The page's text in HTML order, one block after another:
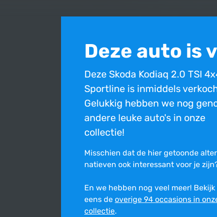
Deze auto is
Deze Skoda Kodiaq 2.0 TSI
Sportline is inmiddels
Gelukkig hebben we nog
andere leuke auto's in onze
collectie!
Misschien dat de hier getoonde
na­tie­ven ook inte­res­sant voor je
En we hebben nog veel meer! Bekijk
eens de overige 94 occasions in
collectie.
Bovenstaande occasion is inmiddels verkocht en
Ondanks de constante zorg en aandacht die wij
onjuist is. Wij stellen ons niet aansprakelijk voor